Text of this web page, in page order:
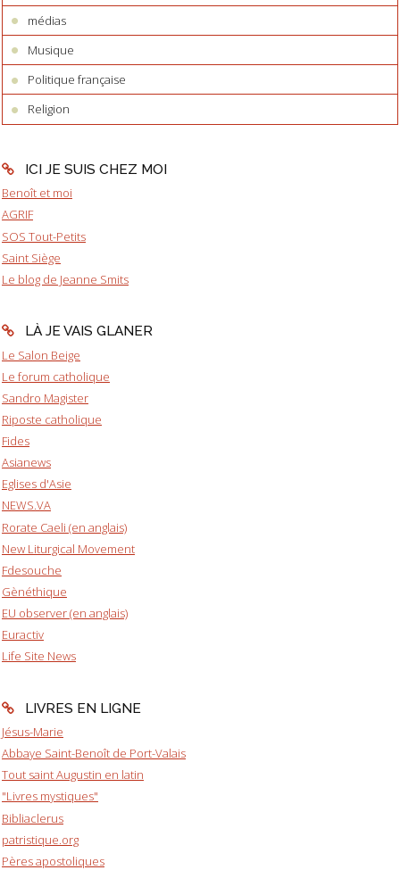
médias
Musique
Politique française
Religion
ICI JE SUIS CHEZ MOI
Benoît et moi
AGRIF
SOS Tout-Petits
Saint Siège
Le blog de Jeanne Smits
LÀ JE VAIS GLANER
Le Salon Beige
Le forum catholique
Sandro Magister
Riposte catholique
Fides
Asianews
Eglises d'Asie
NEWS.VA
Rorate Caeli (en anglais)
New Liturgical Movement
Fdesouche
Gènéthique
EU observer (en anglais)
Euractiv
Life Site News
LIVRES EN LIGNE
Jésus-Marie
Abbaye Saint-Benoît de Port-Valais
Tout saint Augustin en latin
"Livres mystiques"
Bibliaclerus
patristique.org
Pères apostoliques